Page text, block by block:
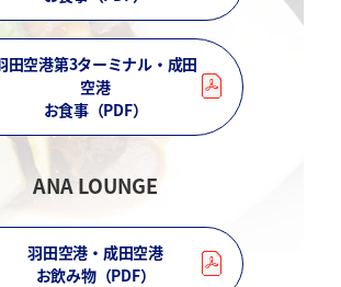
田空港第3ターミナル・成田
空港
お食事（PDF）
ANA LOUNGE
羽田空港・成田空港
お飲み物（PDF）